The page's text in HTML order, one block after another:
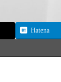
Hatena